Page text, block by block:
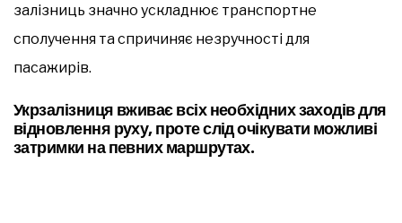
залізниць значно ускладнює транспортне
сполучення та спричиняє незручності для
пасажирів.
Укрзалізниця вживає всіх необхідних заходів для
відновлення руху, проте слід очікувати можливі
затримки на певних маршрутах.